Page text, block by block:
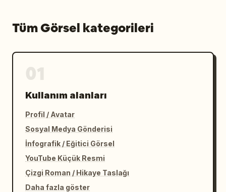
Tüm Görsel kategorileri
Kullanım alanları
Profil / Avatar
Sosyal Medya Gönderisi
İnfografik / Eğitici Görsel
YouTube Küçük Resmi
Çizgi Roman / Hikaye Taslağı
Daha fazla göster